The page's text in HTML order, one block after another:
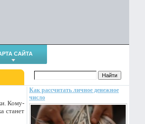
САЙТА
Как рассчитать личное денежное
число
Кому-
станет